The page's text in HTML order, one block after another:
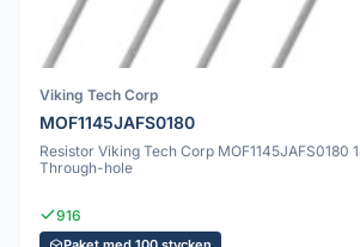
Viking Tech Corp
MOF1145JAFS0180
Resistor Viking Tech Corp MOF1145JAFS0180
Through-hole
916